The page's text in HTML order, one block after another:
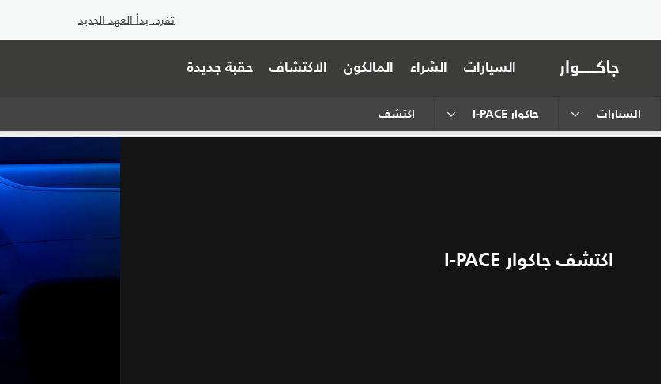
تفرد. بدأ العهد الجديد
السيارات الشراء المالكون الاكتشاف حقبة جديدة
السيارات جاكوار I‑PACE اكتشف
اكتشف جاكوار I-PACE